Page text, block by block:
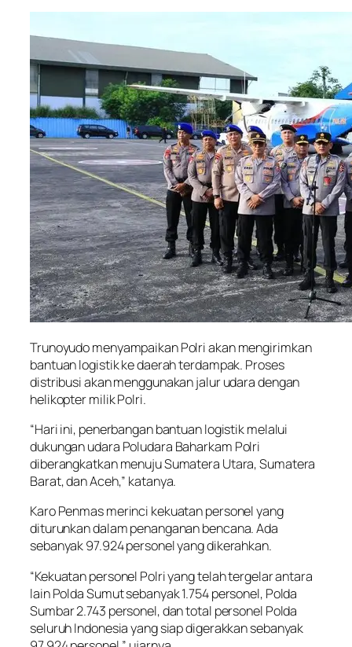
Trunoyudo menyampaikan Polri akan mengirimkan
bantuan logistik ke daerah terdampak. Proses
distribusi akan menggunakan jalur udara dengan
helikopter milik Polri.
“Hari ini, penerbangan bantuan logistik melalui
dukungan udara Poludara Baharkam Polri
diberangkatkan menuju Sumatera Utara, Sumatera
Barat, dan Aceh,” katanya.
Karo Penmas merinci kekuatan personel yang
diturunkan dalam penanganan bencana. Ada
sebanyak 97.924 personel yang dikerahkan.
“Kekuatan personel Polri yang telah tergelar antara
lain Polda Sumut sebanyak 1.754 personel, Polda
Sumbar 2.743 personel, dan total personel Polda
seluruh Indonesia yang siap digerakkan sebanyak